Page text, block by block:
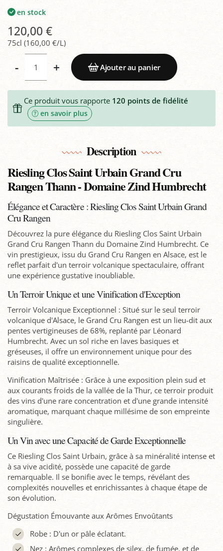
en stock
120,00 €
75cl (160,00 €/L)
- + Ajouter au panier
Ce produit vous rapporte 120 points de fidélité
en savoir plus
Description
Riesling Clos Saint Urbain Grand Cru
Rangen Thann - Domaine Zind Humbrecht
Élégance et Caractère : Riesling Clos Saint Urbain Grand
Cru Rangen
Découvrez la pure élégance du Riesling Clos Saint Urbain
Grand Cru Rangen Thann du Domaine Zind Humbrecht. Ce
vin prestigieux, issu du Grand Cru Rangen en Alsace, est le
reflet parfait d'un terroir volcanique spectaculaire, offrant
une expérience gustative inoubliable.
Un Terroir Unique et une Vinification d'Exception
Terroir Volcanique Exceptionnel : Situé sur le seul terroir
volcanique d'Alsace, le Grand Cru Rangen est un lieu-dit aux
pentes vertigineuses de 68%, replanté par Léonard
Humbrecht. Avec un sol riche en laves basiques et
gréseuses, il offre un environnement unique pour des
raisins de qualité exceptionnelle.
Vinification Maîtrisée : Grâce à une exposition plein sud et
aux courants froids de la vallée de la Thur, ce terroir produit
des vins d'une rare concentration et d'une grande intensité
aromatique, marquant chaque millésime de son empreinte
singulière.
Un Vin avec une Capacité de Garde Exceptionnelle
Ce Riesling Clos Saint Urbain, grâce à sa minéralité intense et
à sa vive acidité, possède une capacité de garde
remarquable. Il se bonifie avec le temps, révélant des
complexités nouvelles et enrichissantes à chaque étape de
son évolution.
Dégustation Émouvante aux Arômes Envoûtants
Robe : D'un or pâle éclatant.
Nez : Arômes complexes de silex, de fumée, et de